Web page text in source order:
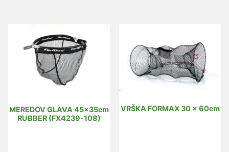
MEREDOV GLAVA 45x35cm
RUBBER (FX4239-108)
VRŠKA FORMAX 30 x 60cm